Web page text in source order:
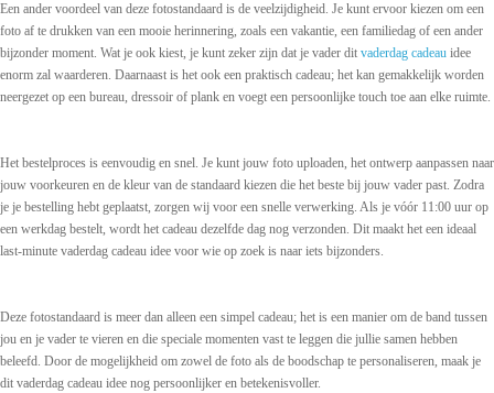
Een ander voordeel van deze fotostandaard is de veelzijdigheid. Je kunt ervoor kiezen om een
foto af te drukken van een mooie herinnering, zoals een vakantie, een familiedag of een ander
bijzonder moment. Wat je ook kiest, je kunt zeker zijn dat je vader dit vaderdag cadeau idee
enorm zal waarderen. Daarnaast is het ook een praktisch cadeau; het kan gemakkelijk worden
neergezet op een bureau, dressoir of plank en voegt een persoonlijke touch toe aan elke ruimte.
Het bestelproces is eenvoudig en snel. Je kunt jouw foto uploaden, het ontwerp aanpassen naar
jouw voorkeuren en de kleur van de standaard kiezen die het beste bij jouw vader past. Zodra
je je bestelling hebt geplaatst, zorgen wij voor een snelle verwerking. Als je vóór 11:00 uur op
een werkdag bestelt, wordt het cadeau dezelfde dag nog verzonden. Dit maakt het een ideaal
last-minute vaderdag cadeau idee voor wie op zoek is naar iets bijzonders.
Deze fotostandaard is meer dan alleen een simpel cadeau; het is een manier om de band tussen
jou en je vader te vieren en die speciale momenten vast te leggen die jullie samen hebben
beleefd. Door de mogelijkheid om zowel de foto als de boodschap te personaliseren, maak je
dit vaderdag cadeau idee nog persoonlijker en betekenisvoller.